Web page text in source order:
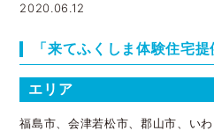
2020.06.12
「来てふくしま体験住宅提
エリア
福島市、会津若松市、郡山市、い